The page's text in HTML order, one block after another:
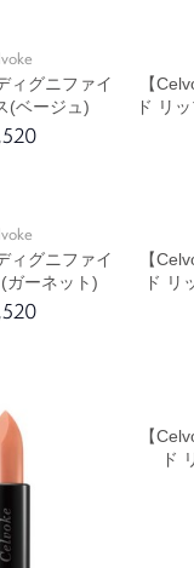
ィグニファイ
(ベージュ)
【
ド リ
ィグニファイ
ガーネット)
【
ド リ
【
ド